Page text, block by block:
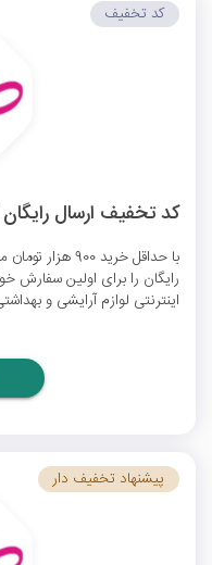
کد تخفیف ارسال
با حداقل خرید 900 هزار تومان می‌توانید این
رایگان را برای اولین سفارش
اینترنتی لوازم آرایشی و
کد تخفیف
پیشنهاد تخفیف دار